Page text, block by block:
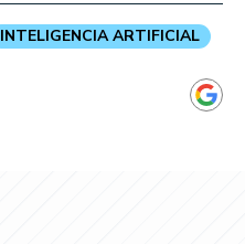
INTELIGENCIA ARTIFICIAL